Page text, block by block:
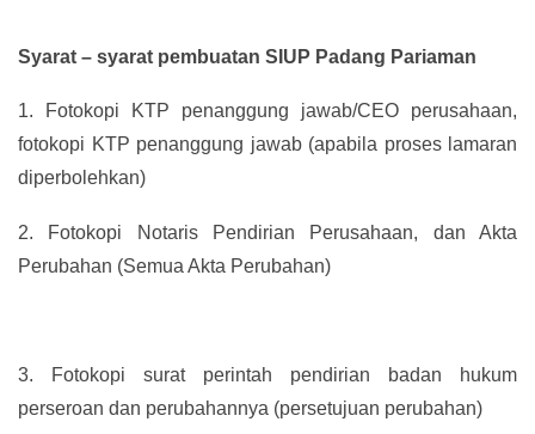
Syarat – syarat pembuatan SIUP Padang Pariaman
1.
Fotokopi KTP penanggung jawab/CEO perusahaan,
fotokopi KTP penanggung jawab (apabila proses lamaran
diperbolehkan)
2.
Fotokopi Notaris Pendirian Perusahaan, dan Akta
Perubahan (Semua Akta Perubahan)
3.
Fotokopi surat perintah pendirian badan hukum
perseroan dan perubahannya (persetujuan perubahan)